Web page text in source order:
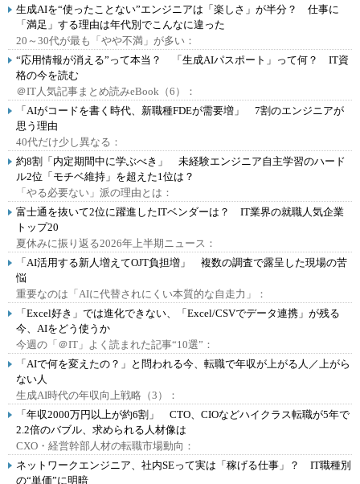
生成AIを“使ったことない”エンジニアは「楽しさ」が半分？ 仕事に
「満足」する理由は年代別でこんなに違った
20～30代が最も「やや不満」が多い：
“応用情報が消える”って本当？ 「生成AIパスポート」って何？ IT資
格の今を読む
＠IT人気記事まとめ読みeBook（6）：
「AIがコードを書く時代、新職種FDEが需要増」 7割のエンジニアが
思う理由
40代だけ少し異なる：
約8割「内定期間中に学ぶべき」 未経験エンジニア自主学習のハード
ル2位「モチベ維持」を超えた1位は？
「やる必要ない」派の理由とは：
富士通を抜いて2位に躍進したITベンダーは？ IT業界の就職人気企業
トップ20
夏休みに振り返る2026年上半期ニュース：
「AI活用する新人増えてOJT負担増」 複数の調査で露呈した現場の苦
悩
重要なのは「AIに代替されにくい本質的な自走力」：
「Excel好き」では進化できない、「Excel/CSVでデータ連携」が残る
今、AIをどう使うか
今週の「＠IT」よく読まれた記事“10選”：
「AIで何を変えたの？」と問われる今、転職で年収が上がる人／上がら
ない人
生成AI時代の年収向上戦略（3）：
「年収2000万円以上が約6割」 CTO、CIOなどハイクラス転職が5年で
2.2倍のバブル、求められる人材像は
CXO・経営幹部人材の転職市場動向：
ネットワークエンジニア、社内SEって実は「稼げる仕事」？ IT職種別
の“単価”に明暗